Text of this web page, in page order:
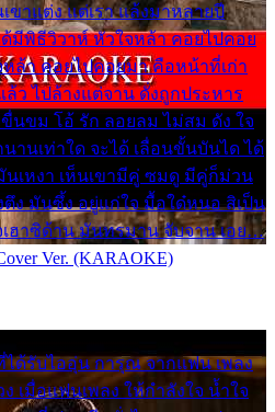
ขาแต่ง แต่เรา แล้งมาหลายปี
มีพิธีวิวาห์ หัวใจหล้า คอยไปคอย
ล้า คอยไปคอยมา คือหน้าที่เก่า
ว ไปล้างแต่จาน ดั่งถูกประหาร
ขื่นขม โอ้ รัก ลอยลม ไม่สม ดัง ใจ
านเท่าใด จะได้ เลื่อนขั้นบันได ได้
นเหงา เห็นเขามีคู่ ซมดู มีคู่ก็ม่วน
ตึง มันซึ้ง อยู่แก่ใจ มื้อใด๋หนอ สิเป็น
เฮาซิด้าน มันทรมาน จับจาน เอย…
Ver. (KARAOKE)
ด้รับไออุ่น การุณ จากแฟน เพลง
เมื่อแฟนเพลง ให้กำลังใจ น้ำใจ